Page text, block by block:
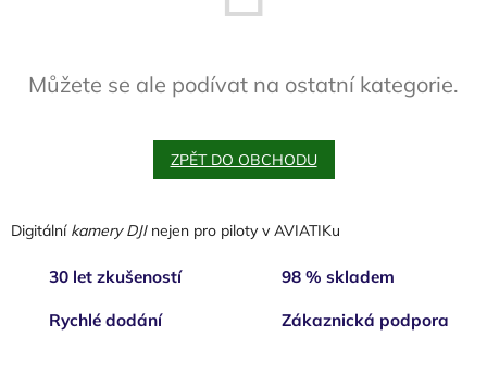
Můžete se ale podívat na ostatní kategorie.
ZPĚT DO OBCHODU
Digitální kamery DJInejen pro piloty v AVIATIKu
30 let zkušeností 98 % skladem
Rychlé dodání Zákaznická podpora